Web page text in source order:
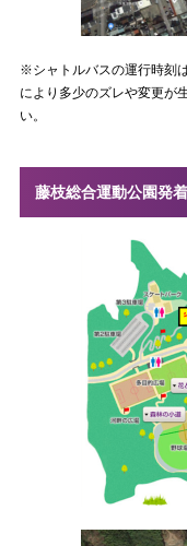
※シャトルバスの運行時刻
により多少のズレや変更が
い。
藤枝総合運動公園発